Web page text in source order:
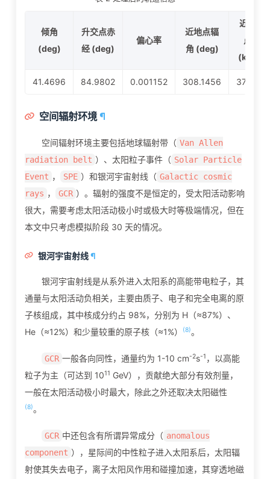
倾角
(deg)
升交点赤
经 (deg)
偏心率
近地点辐
角 (deg)
近地
点
(km)
41.4696 84.9802 0.001152 308.1456 379.2
空间辐射环境¶
空间辐射环境主要包括地球辐射带（ Van Allen
radiation belt ）、太阳粒子事件（ Solar Particle
Event ， SPE ）和银河宇宙射线（ Galactic cosmic
rays ， GCR ）。辐射的强度不是恒定的，受太阳活动影响
很大，需要考虑太阳活动极小时或极大时等极端情况，但在
本文中只考虑模拟阶段 30 天的情况。
银河宇宙射线¶
银河宇宙射线是从系外进入太阳系的高能带电粒子，其
通量与太阳活动负相关，主要由质子、电子和完全电离的原
子核组成，其中核成分约占 98%，分别为 H（≈87%）、
He（≈12%）和少量较重的原子核（≈1%）
(8)。
GCR 一般各向同性，通量约为 1-10 cm-2s-1 ，以高能
粒子为主（可达到 1011 GeV），贡献绝大部分有效剂量，
一般在太阳活动极小时最大，除此之外还取决太阳磁性
(8)。
GCR 中还包含有所谓异常成分（ anomalous
component ），星际间的中性粒子进入太阳系后，太阳辐
射使其失去电子，离子太阳风作用和碰撞加速，其穿透地磁